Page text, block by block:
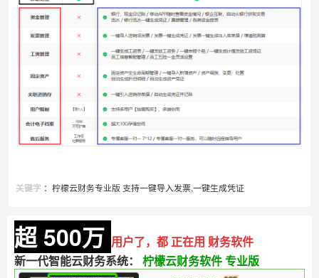
关键字 ：柠檬云财务专业版 支持一键导入发票,一键生成凭证
超 500万 用户了，都 正在用 财务软件
新一代智能云财务系统： 柠檬云财务软件 专业版